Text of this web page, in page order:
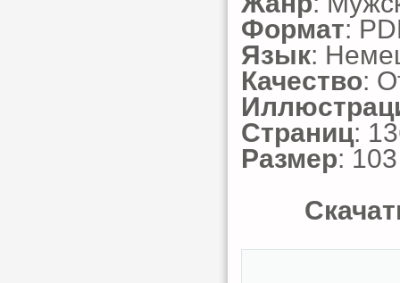
Формат:
Язык:
Качество:
Страниц:
Размер: